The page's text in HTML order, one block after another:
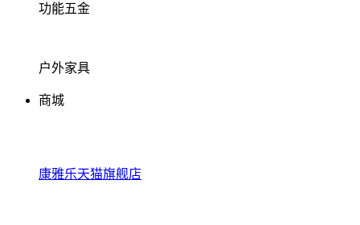
功能五金
户外家具
商城
康雅乐天猫旗舰店